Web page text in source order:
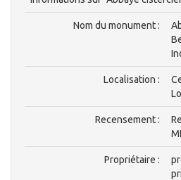
Nom du monument :
Localisation :
Recensement :
Propriétaire :